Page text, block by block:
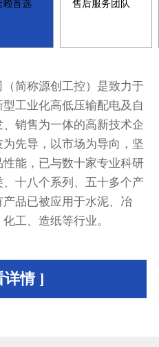
赖首选 售后服务团队
简称源创工控）是致力于
工业化高低压输配电及自
销售为一体的高新技术企
先导，以市场为导向，坚
能，已与数十家专业科研
十八个系列、五十多个产
品已被应用于水泥、冶
工、造纸等行业。
详情 ]